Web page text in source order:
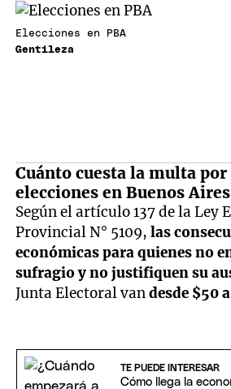
Elecciones en PBA
Gentileza
Cuánto cuesta la multa
elecciones en Buenos Aires
Según el artículo 137 de la Ley
Provincial N° 5109,las
económicas para quienes no
sufragio y no justifiquen su
Junta Electoral vandesde $50
TE PUEDE INTERESAR
Cómo llega la